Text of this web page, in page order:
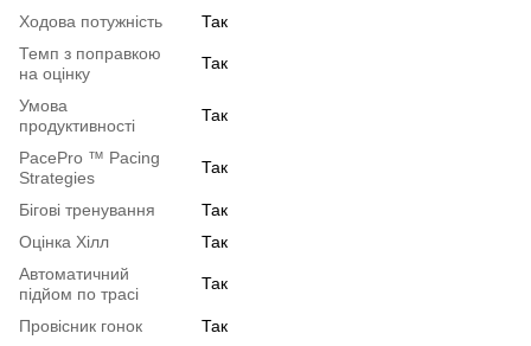
Ходова потужність
Так
Темп з поправкою
на оцінку
Так
Умова
продуктивності
Так
PacePro ™ Pacing
Strategies
Так
Бігові тренування
Так
Оцінка Хілл
Так
Автоматичний
підйом по трасі
Так
Провісник гонок
Так